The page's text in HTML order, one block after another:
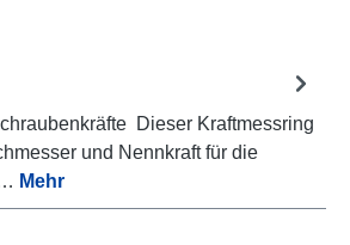
Dieser Kraftmessring
und Nennkraft für die
Mehr